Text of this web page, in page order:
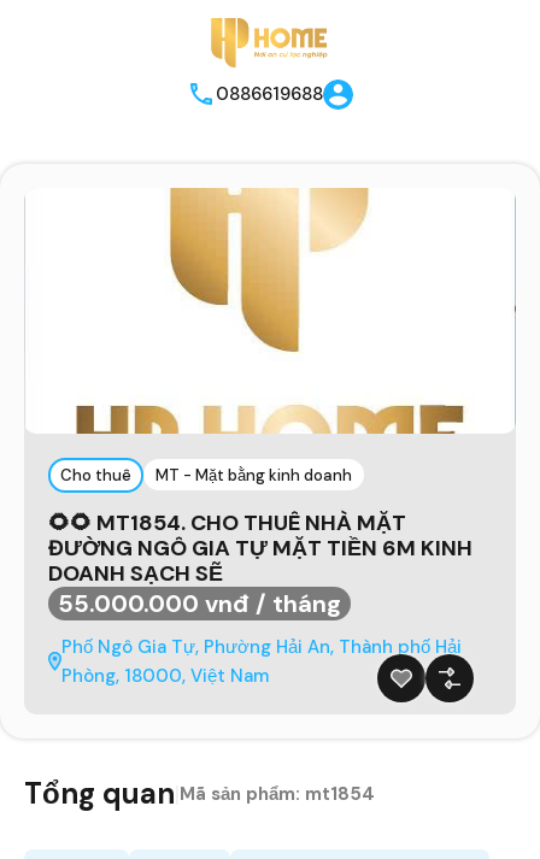
0886619688
Cho thuê MT - Mặt bằng kinh doanh
🌻🌻 MT1854. CHO THUÊ NHÀ MẶT
ĐƯỜNG NGÔ GIA TỰ MẶT TIỀN 6M KINH
DOANH SẠCH SẼ
55.000.000 vnđ / tháng
Phố Ngô Gia Tự, Phường Hải An, Thành phố Hải
Phòng, 18000, Việt Nam
Tổng quan Mã sản phẩm: mt1854